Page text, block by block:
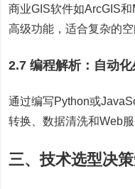
商业GIS软件如ArcGIS
高级功能，适合复杂的空
2.7 编程解析：自动
通过编写Python或
转换、数据清洗和Web
三、技术选型决